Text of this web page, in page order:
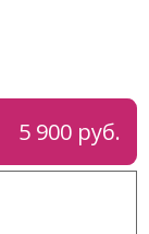
5 900 руб.